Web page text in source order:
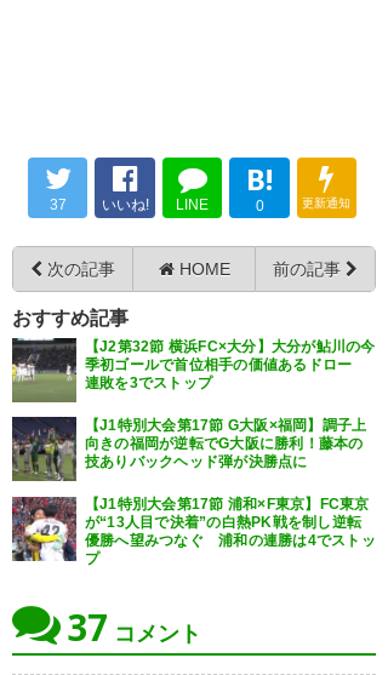
vs MITO 0-1 Win.
NEXT
CLASICO
#東京ヴェルディ
#verdy
#VERDYONTOUR水戸編
#水戸ホーリーホック
— ゆーき (yuki_verdy)2026, 5
月 16
2026, 5月 16
#verdy
水戸ホーリーホック
１−０
勝利
苦しい試合であったが
白井くん！
よく決めた！
(l2mWWVhU72pgvqw)
月 16
— まっさん (matayukiiii)
2026,
5月 16
次は一週間以上空くが、Fマリノ
ス戦。
ヴェルディvsマリノス、いつの
時代も絶対に負けてはならない
ですね。
#verdy
2026, 5月 16
37 いいね! LINE
B!
0 更新通知
次の記事 HOME 前の記事
おすすめ記事
【J2第32節 横浜FC×大分】大分が鮎川の今
季初ゴールで首位相手の価値あるドロー
連敗を3でストップ
【J1特別大会第17節 G大阪×福岡】調子上
向きの福岡が逆転でG大阪に勝利！藤本の
技ありバックヘッド弾が決勝点に
【J1特別大会第17節 浦和×F東京】FC東京
が“13人目で決着”の白熱PK戦を制し逆転
優勝へ望みつなぐ 浦和の連勝は4でストッ
プ
37 コメント